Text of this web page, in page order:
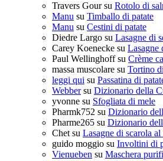
Travers Goursu Rotolo di
Manu su Timballo di patate
Manu su Cestini di patate
Diedre Largo su Lasagne di
Carey Koenecke su Lasagne
Paul Wellinghoffsu Crème
massa muscolare su Tortino
leggi qui su Passatina di
Webbersu Dizionario della
yvonne su Sfogliata di mele
Pharmk752 su Dizionario
Pharme265 su Dizionario
Chet su Lasagne di scarola al
guido moggio su Involtini di
Vienueben su Maschera